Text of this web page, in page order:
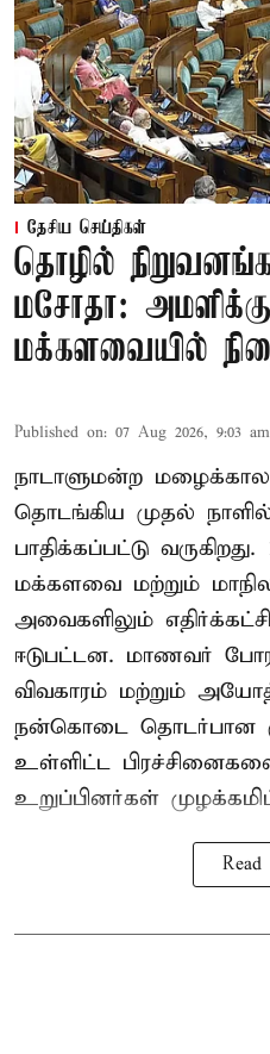
தேசிய செய்திகள்
தொழில்
மசோதா:
மக்களவையில்
Published on: 07 Aug 2026, 9:03 am
நாடாளுமன்ற
தொடங்கிய முதல்
பாதிக்கப்பட்டு
மக்களவை மற்றும்
அவைகளிலும்
ஈடுபட்டன. மாணவர்
விவகாரம் மற்றும்
நன்கொடை தொடர்பான
உள்ளிட்ட பிரச்சினைகளை
உறுப்பினர்கள்
Read